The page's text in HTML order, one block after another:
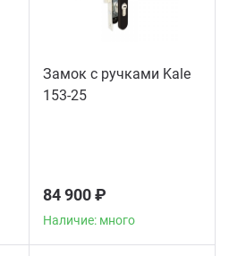
Замок с ручками Kale
153-25
84 900 ₽
Наличие: много